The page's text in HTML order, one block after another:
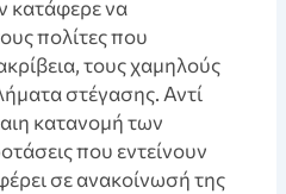
κατάφερε να
πολίτες που
τους χαμηλούς
στέγασης. Αντί
κατανομή των
που εντείνουν
σε ανακοίνωσή της